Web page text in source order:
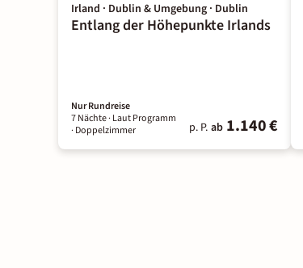
Irland · Dublin & Umgebung · Dublin
Entlang der Höhepunkte Irlands
Nur Rundreise
7 Nächte· Laut Programm
· Doppelzimmer
p. P. ab 1.140 €